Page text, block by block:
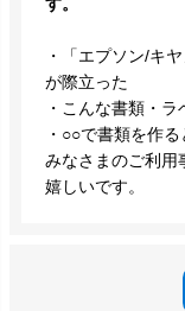
・「エプソン/キ
が際立った
・こんな書類・
・○○で書類を作
みなさまのご利用
嬉しいです。